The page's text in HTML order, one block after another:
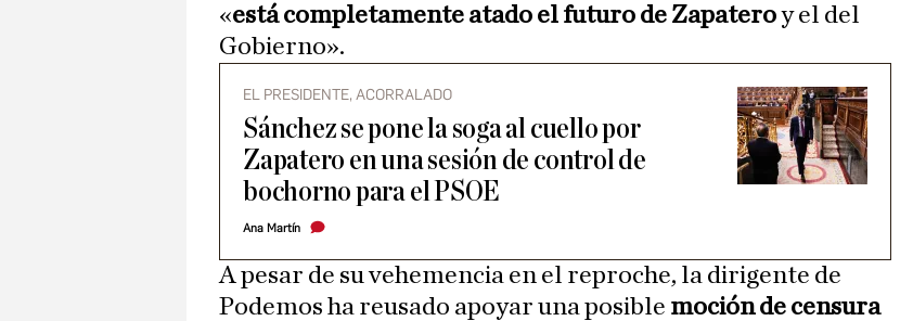
«está completamente atado el futuro de Zapateroy el del
Gobierno».
EL PRESIDENTE, ACORRALADO
Sánchez se pone la soga al cuello por
Zapatero en una sesión de control de
bochorno para el PSOE
Ana Martín
A pesar de su vehemencia en el reproche, la dirigente de
Podemos ha reusado apoyar una posible moción de censura